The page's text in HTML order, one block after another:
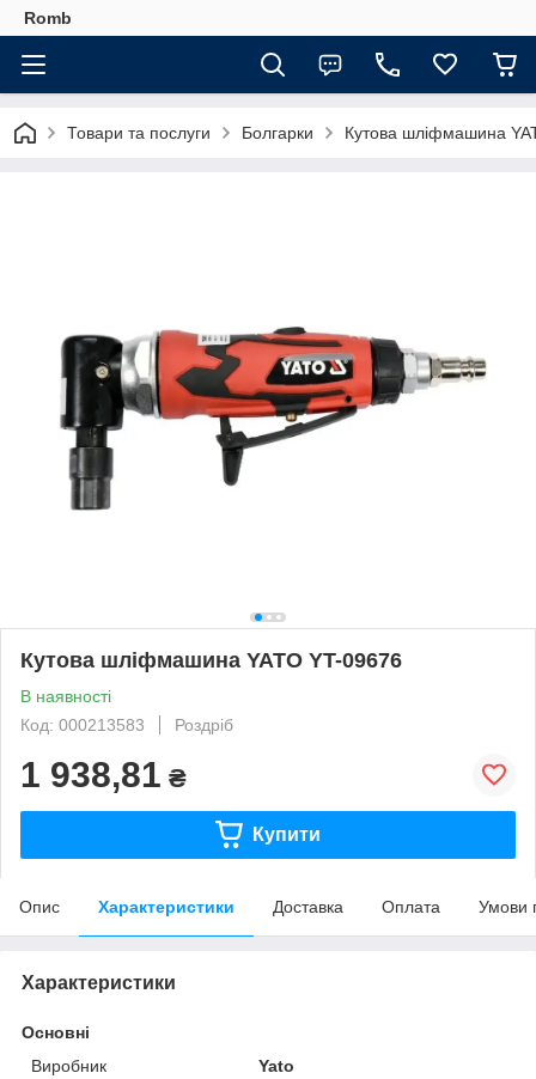
Romb
Товари та послуги Болгарки Кутова шліфмашина
Кутова шліфмашина YATO YT-09676
В наявності
Код: 000213583
Роздріб
1 938,81 ₴
Купити
Опис Характеристики Доставка Оплата Умови
Характеристики
Основні
Виробник
Yato